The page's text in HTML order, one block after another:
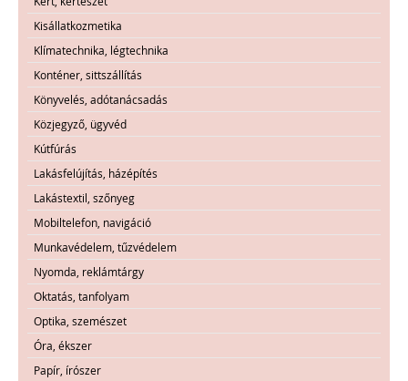
Kisállatkozmetika
Klímatechnika, légtechnika
Konténer, sittszállítás
Könyvelés, adótanácsadás
Közjegyző, ügyvéd
Kútfúrás
Lakásfelújítás, házépítés
Lakástextil, szőnyeg
Mobiltelefon, navigáció
Munkavédelem, tűzvédelem
Nyomda, reklámtárgy
Oktatás, tanfolyam
Optika, szemészet
Óra, ékszer
Papír, írószer